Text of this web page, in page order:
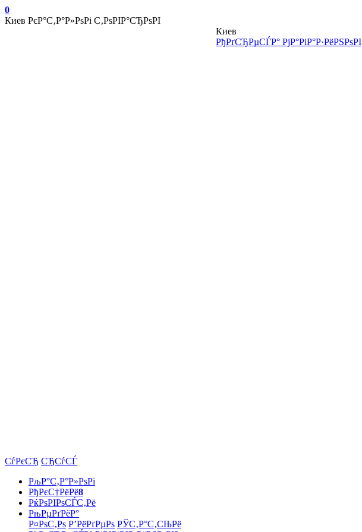
0
Киев РєР°С‚Р°Р»РѕРі С‚РѕРІР°СЂРѕРІ
Киев
РђРґСЂРµСЃР° РјР°РіР°Р·РёРЅРѕРІ
СѓРєСЂ СЂСѓСЃ
РљР°С‚Р°Р»РѕРі
РђРєС†РёРё8
РќРѕРІРѕСЃС‚Рё
РњРµРґРёР°
Р¤РѕС‚Рѕ Р’РёРґРµРѕ РЎС‚Р°С‚СЊРё